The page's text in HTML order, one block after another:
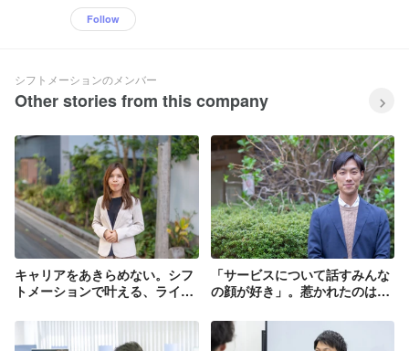
Follow
シフトメーションのメンバー
Other stories from this company
キャリアをあきらめない。シフ
トメーションで叶える、ライフ
方
「サービスについて話すみんな
の顔が好き」。惹かれたのは、